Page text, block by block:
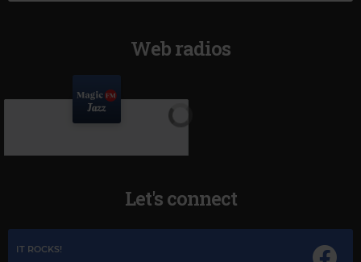
Web radios
Let's connect
IT ROCKS!